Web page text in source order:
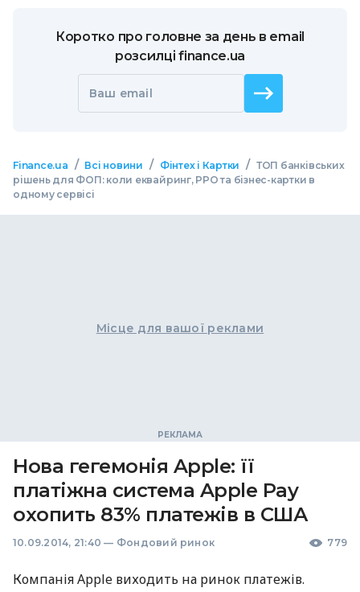
Коротко про головне за день в email
розсилці finance.ua
Ваш email
Finance.ua / Всі новини / Фінтех і Картки / ТОП банківських
рішень для ФОП: коли еквайринг, РРО та бізнес-картки в
одному сервісі
Місце для вашої реклами
Нова гегемонія Apple: її
платіжна система Apple Pay
охопить 83% платежів в США
10.09.2014, 21:40 — Фондовий ринок 779
Компанія Apple виходить на ринок платежів.